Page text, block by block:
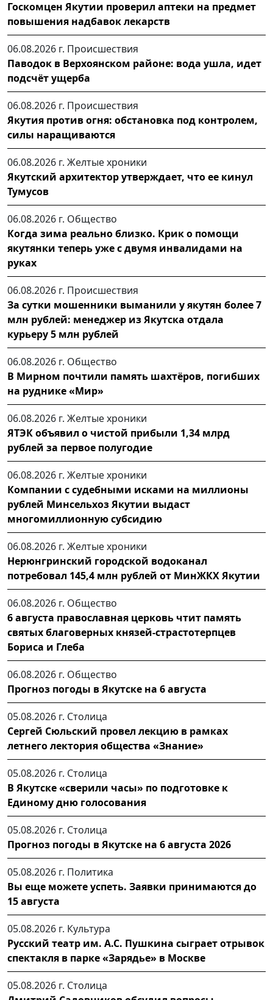
Госкомцен Якутии проверил аптеки на предмет
повышения надбавок лекарств
06.08.2026 г. Происшествия
Паводок в Верхоянском районе: вода ушла, идет
подсчёт ущерба
06.08.2026 г. Происшествия
Якутия против огня: обстановка под контролем,
силы наращиваются
06.08.2026 г. Желтые хроники
Якутский архитектор утверждает, что ее кинул
Тумусов
06.08.2026 г. Общество
Когда зима реально близко. Крик о помощи
якутянки теперь уже с двумя инвалидами на
руках
06.08.2026 г. Происшествия
За сутки мошенники выманили у якутян более 7
млн рублей: менеджер из Якутска отдала
курьеру 5 млн рублей
06.08.2026 г. Общество
В Мирном почтили память шахтёров, погибших
на руднике «Мир»
06.08.2026 г. Желтые хроники
ЯТЭК объявил о чистой прибыли 1,34 млрд
рублей за первое полугодие
06.08.2026 г. Желтые хроники
Компании с судебными исками на миллионы
рублей Минсельхоз Якутии выдаст
многомиллионную субсидию
06.08.2026 г. Желтые хроники
Нерюнгринский городской водоканал
потребовал 145,4 млн рублей от МинЖКХ Якутии
06.08.2026 г. Общество
6 августа православная церковь чтит память
святых благоверных князей-страстотерпцев
Бориса и Глеба
06.08.2026 г. Общество
Прогноз погоды в Якутске на 6 августа
05.08.2026 г. Столица
Сергей Сюльский провел лекцию в рамках
летнего лектория общества «Знание»
05.08.2026 г. Столица
В Якутске «сверили часы» по подготовке к
Единому дню голосования
05.08.2026 г. Столица
Прогноз погоды в Якутске на 6 августа 2026
05.08.2026 г. Политика
Вы еще можете успеть. Заявки принимаются до
15 августа
05.08.2026 г. Культура
Русский театр им. А.С. Пушкина сыграет отрывок
спектакля в парке «Зарядье» в Москве
05.08.2026 г. Столица